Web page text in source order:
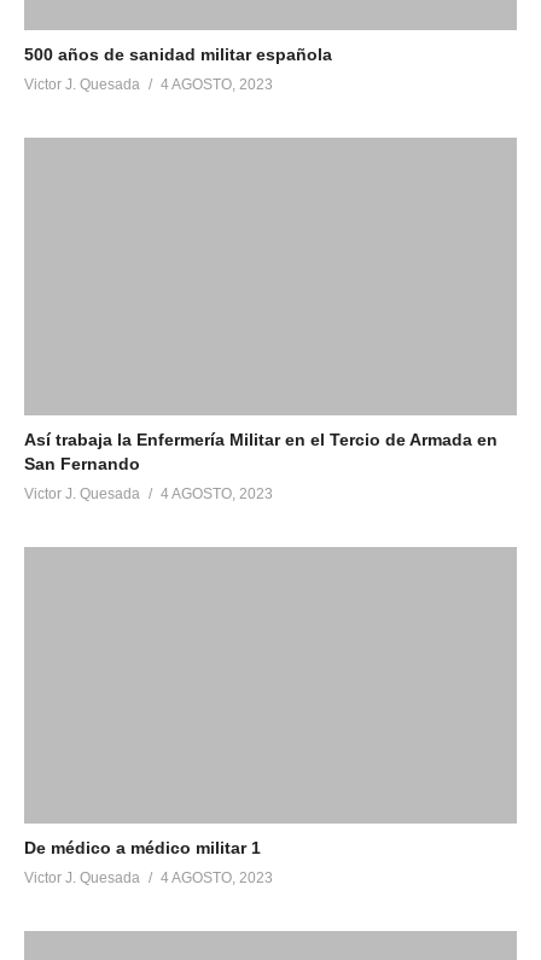
500 años de sanidad militar española
Victor J. Quesada 4 AGOSTO, 2023
Así trabaja la Enfermería Militar en el Tercio de Armada en
San Fernando
Victor J. Quesada 4 AGOSTO, 2023
De médico a médico militar 1
Victor J. Quesada 4 AGOSTO, 2023